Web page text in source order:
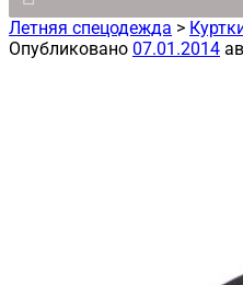
Летняя спецодежда >
Опубликовано 07.01.2014